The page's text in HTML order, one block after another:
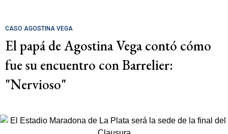
CASO AGOSTINA VEGA
El papá de Agostina Vega contó cómo
fue su encuentro con Barrelier:
"Nervioso"